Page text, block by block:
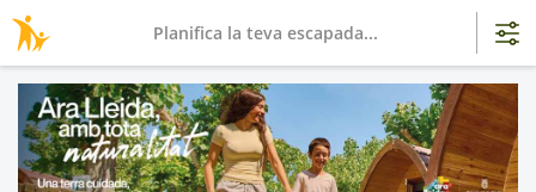
Planifica la teva escapada...